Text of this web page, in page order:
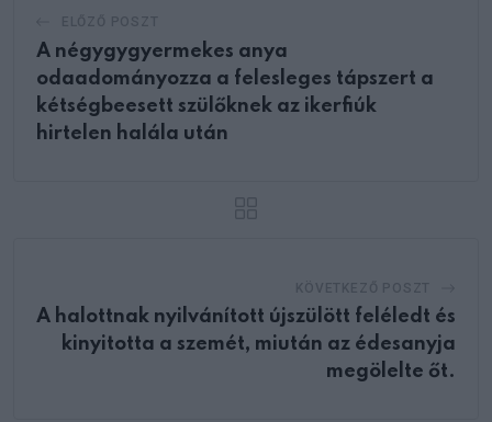
A négygygyermekes anya
odaadományozza a felesleges tápszert a
kétségbeesett szülőknek az ikerfiúk
hirtelen halála után
A halottnak nyilvánított újszülött feléledt és
kinyitotta a szemét, miután az édesanyja
megölelte őt.